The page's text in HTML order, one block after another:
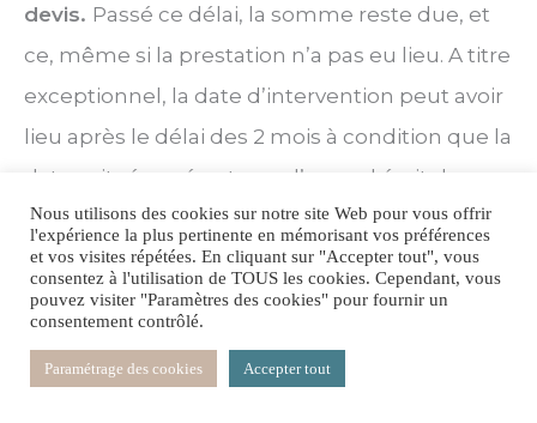
devis. Passé ce délai, la somme reste due, et
ce, même si la prestation n’a pas eu lieu. A titre
exceptionnel, la date d’intervention peut avoir
lieu après le délai des 2 mois à condition que la
date soit réservée et avec l’accord écrit des
deux parties.
3️⃣ Moyens de paiement
Le règlement peut s’effectuer au choix du
clienten espèces (100€ maximum) ou par
Nous utilisons des cookies sur notre site Web pour vous offrir
l'expérience la plus pertinente en mémorisant vos préférences
et vos visites répétées. En cliquant sur "Accepter tout", vous
consentez à l'utilisation de TOUS les cookies. Cependant, vous
pouvez visiter "Paramètres des cookies" pour fournir un
consentement contrôlé.
Paramétrage des cookies Accepter tout